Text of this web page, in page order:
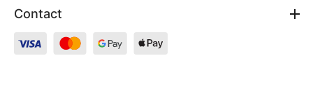
Contact